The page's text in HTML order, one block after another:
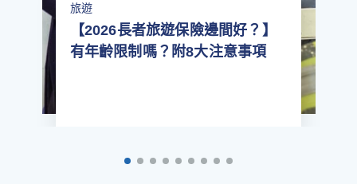
(g) 因你的居住地點或你旅遊目地的政府或授權的
行政機構向你發出強制隔離或隔離令，導致你不
能旅遊或你拒絕旅遊，或任何因此而引致的損
(f) 你未能提供公共交通工具或相關政府機構要求
測試結果／證書。
旅遊
【2026長者旅遊保險邊間好？】
有年齡限制嗎？附8大注意事項